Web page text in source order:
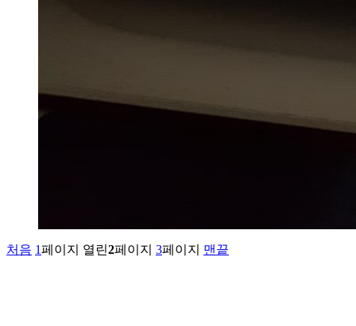
처음 1페이지 열린2페이지 3페이지 맨끝